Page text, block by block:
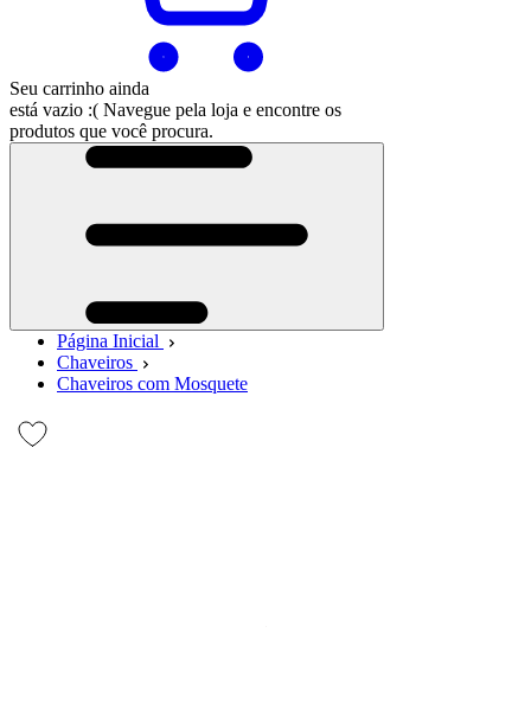
Seu carrinho ainda
está vazio :( Navegue pela loja e encontre os
produtos que você procura.
Página Inicial
Chaveiros
Chaveiros com Mosquete